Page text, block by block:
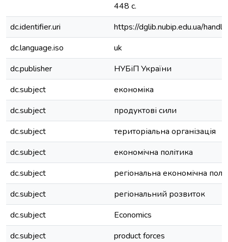
448 с.
dc.identifier.uri
https://dglib.nubip.edu.ua/
dc.language.iso
uk
dc.publisher
НУБіП України
dc.subject
економіка
dc.subject
продуктові сили
dc.subject
територіальна організація
dc.subject
економічна політика
dc.subject
регіональна економічна
dc.subject
регіональний розвиток
dc.subject
Economics
dc.subject
product forces